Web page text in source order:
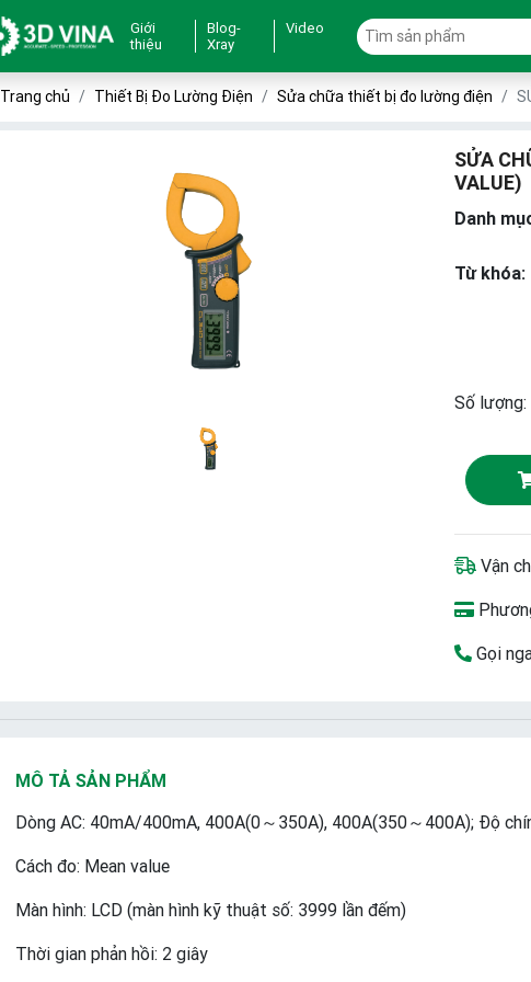
Giới
thiệu
Blog-
Xray
Video
Trang chủ Thiết Bị Đo Lường Điện Sửa chữa thiết bị đo lường điện
SỬA
VALUE)
Danh
Từ khóa:
Số lượng:
Vận
Gọi
MÔ TẢ SẢN PHẨM
Dòng AC: 40mA/400mA, 400A(0～350A), 400A(350～400A); Độ
Cách đo: Mean value
Màn hình: LCD (màn hình kỹ thuật số: 3999 lần đếm)
Thời gian phản hồi: 2 giây